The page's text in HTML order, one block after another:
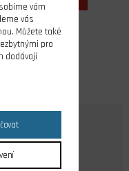
M2,5x8, DIN 84A,
vám
vás
Můžete také
pro
dodávají